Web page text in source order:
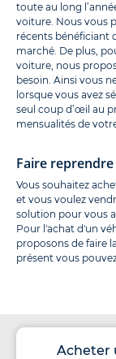
toute au long
voiture. Nous vous
récents bénéficiant
marché. De plus,
voiture, nous
besoin. Ainsi vous
lorsque vous avez
seul coup d’œil au
mensualités de
Faire
Vous souhaitez
et vous voulez
solution pour vous
Pour l'achat d'un
proposons de faire
présent vous
Acheter